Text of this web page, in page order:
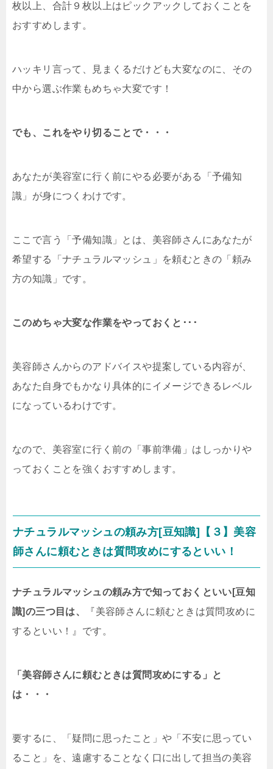
枚以上、合計９枚以上はピックアックしておくことを
おすすめします。
ハッキリ言って、見まくるだけども大変なのに、その
中から選ぶ作業もめちゃ大変です！
でも、これをやり切ることで・・・
あなたが美容室に行く前にやる必要がある「予備知
識」が身につくわけです。
ここで言う「予備知識」とは、美容師さんにあなたが
希望する「ナチュラルマッシュ」を頼むときの「頼み
方の知識」です。
このめちゃ大変な作業をやっておくと･･･
美容師さんからのアドバイスや提案している内容が、
あなた自身でもかなり具体的にイメージできるレベル
になっているわけです。
なので、美容室に行く前の「事前準備」はしっかりや
っておくことを強くおすすめします。
ナチュラルマッシュの頼み方[豆知識]【３】美容
師さんに頼むときは質問攻めにするといい！
ナチュラルマッシュの頼み方で知っておくといい[豆知
識]の三つ目は、
『美容師さんに頼むときは質問攻めに
するといい！』です。
「美容師さんに頼むときは質問攻めにする」と
は・・・
要するに、「疑問に思ったこと」や「不安に思ってい
ること」を、遠慮することなく口に出して担当の美容